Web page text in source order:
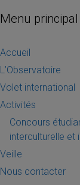
Menu principal
Accueil
L’Observatoire
Volet international
Activités
Concours
interculturelle et
Veille
Nous contacter